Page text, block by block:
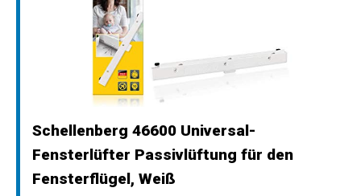
Schellenberg 46600 Universal-
Fensterlüfter Passivlüftung für den
Fensterflügel, Weiß